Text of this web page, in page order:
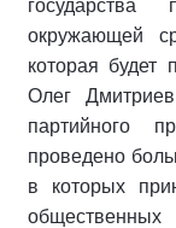
окружающей
которая
Олег
партийного
проведено
в которых